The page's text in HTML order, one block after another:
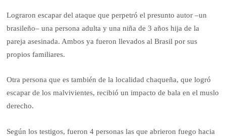
Lograron escapar del ataque que perpetró el presunto autor –un
brasileño– una persona adulta y una niña de 3 años hija de la
pareja asesinada. Ambos ya fueron llevados al Brasil por sus
propios familiares.
Otra persona que es también de la localidad chaqueña, que logró
escapar de los malvivientes, recibió un impacto de bala en el muslo
derecho.
Según los testigos, fueron 4 personas las que abrieron fuego hacia